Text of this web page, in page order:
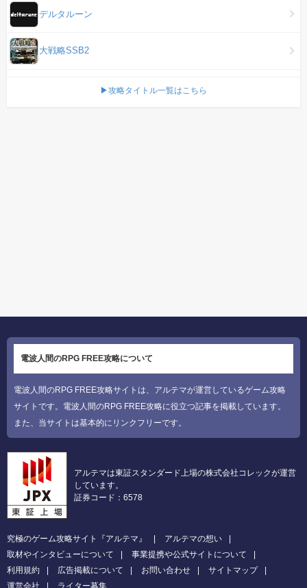
デルタルーン
大戦略SSB2
▶攻略タイトル一覧はこちら
電波人間のRPG FREE攻略について
電波人間のRPG FREE攻略サイトは、アルテマが運営しているゲーム攻略
サイトです。電波人間のRPG FREE攻略に役立つ記事を掲載しています。
また、当サイトは基本的にリンクフリーです。
アルテマは東証スタンダード上場の株式会社コレックが運営
しています。
証券コード：6578
究極のゲーム攻略サイト『アルテマ』
アルテマの想い
取材やインタビューについて
事業提携や公式サイトについて
利用規約
広告掲載について お問い合わせ
サイトマップ
運営会社
ライター募集